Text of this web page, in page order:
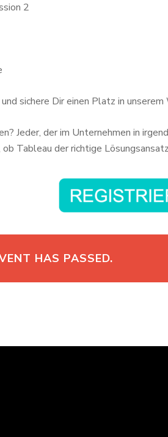
2
sichere Dir einen Platz in
Jeder, der im Unternehmen in
Tableau der richtige
HAS PASSED.